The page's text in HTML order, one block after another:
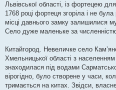
Львівської області, із фортецею
1768 році фортеця згоріла і не
місці давнього замку залишилися
Село дуже маленьке за
Китайгород. Невеличке село
Хмельницької області з
знаходилася під водами
вірогідно, було створене у часи,
тримається на китах. Звідси,